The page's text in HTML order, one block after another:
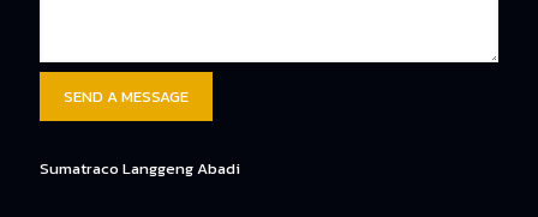
Sumatraco Langgeng Abadi